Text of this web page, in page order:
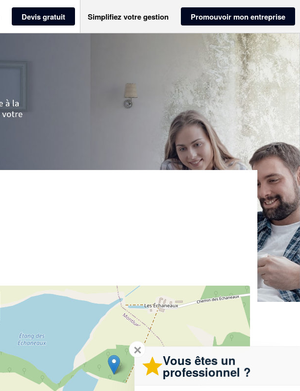
Devis gratuit Simplifiez votre gestion Promouvoir mon entreprise
✕
Vous êtes un
professionnel ?